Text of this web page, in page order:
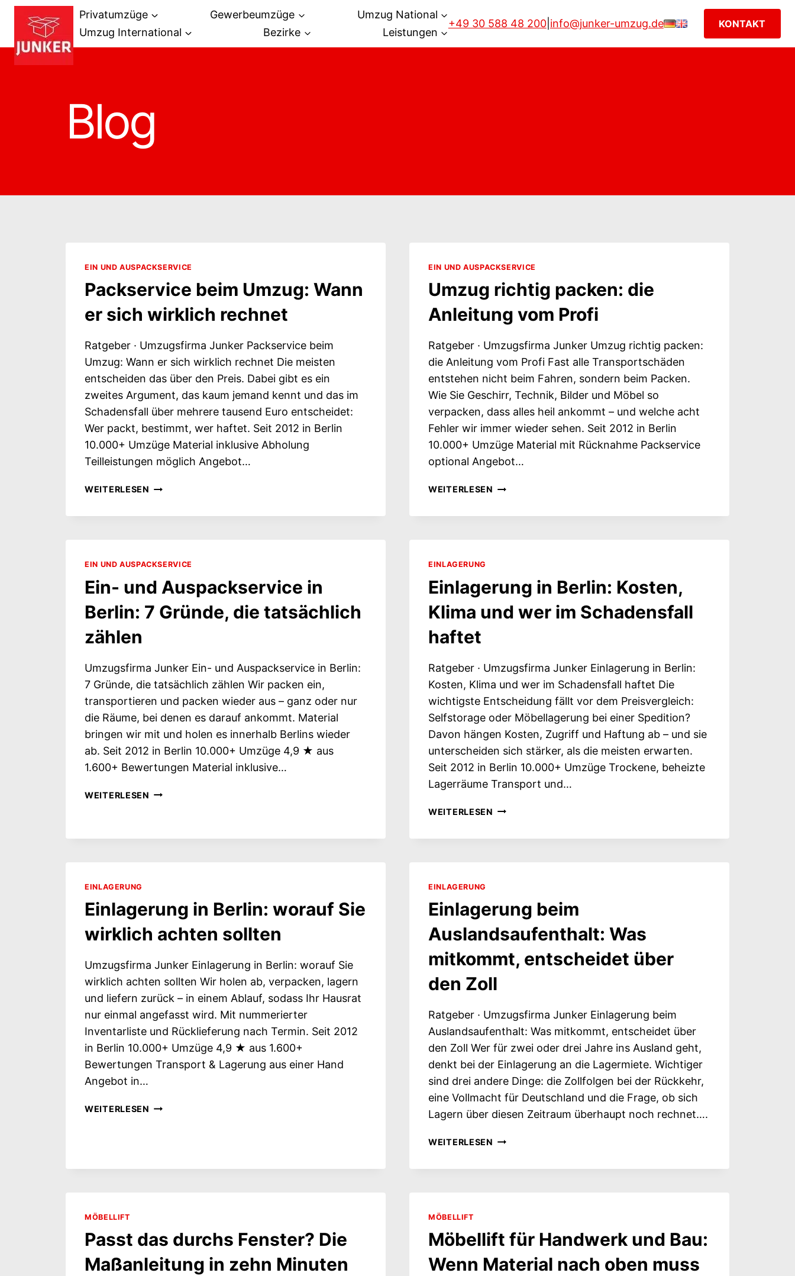
Zum
Inhalt
springen
Privatumzüge Gewerbeumzüge
Umzug National
Umzug International
Bezirke Leistungen
+49 30 588 48 200| info@junker-umzug.de KONTAKT
Blog
EIN UND AUSPACKSERVICE
Packservice beim Umzug: Wann
er sich wirklich rechnet
Ratgeber · Umzugsfirma Junker Packservice beim
Umzug: Wann er sich wirklich rechnet Die meisten
entscheiden das über den Preis. Dabei gibt es ein
zweites Argument, das kaum jemand kennt und das im
Schadensfall über mehrere tausend Euro entscheidet:
Wer packt, bestimmt, wer haftet. Seit 2012 in Berlin
10.000+ Umzüge Material inklusive Abholung
Teilleistungen möglich Angebot…
WEITERLESEN PACKSERVICE
UMZUG:
WIRKLICH
RECHNET
EIN UND AUSPACKSERVICE
Umzug richtig packen: die
Anleitung vom Profi
Ratgeber · Umzugsfirma Junker Umzug richtig packen:
die Anleitung vom Profi Fast alle Transportschäden
entstehen nicht beim Fahren, sondern beim Packen.
Wie Sie Geschirr, Technik, Bilder und Möbel so
verpacken, dass alles heil ankommt – und welche acht
Fehler wir immer wieder sehen. Seit 2012 in Berlin
10.000+ Umzüge Material mit Rücknahme Packservice
optional Angebot…
WEITERLESEN UMZUG
PACKEN:
EIN UND AUSPACKSERVICE
Ein- und Auspackservice in
Berlin: 7 Gründe, die tatsächlich
zählen
Umzugsfirma Junker Ein- und Auspackservice in Berlin:
7 Gründe, die tatsächlich zählen Wir packen ein,
transportieren und packen wieder aus – ganz oder nur
die Räume, bei denen es darauf ankommt. Material
bringen wir mit und holen es innerhalb Berlins wieder
ab. Seit 2012 in Berlin 10.000+ Umzüge 4,9 ★ aus
1.600+ Bewertungen Material inklusive…
WEITERLESEN EIN-
TATSÄCHLICH
ZÄHLEN
EINLAGERUNG
Einlagerung in Berlin: Kosten,
Klima und wer im Schadensfall
haftet
Ratgeber · Umzugsfirma Junker Einlagerung in Berlin:
Kosten, Klima und wer im Schadensfall haftet Die
wichtigste Entscheidung fällt vor dem Preisvergleich:
Selfstorage oder Möbellagerung bei einer Spedition?
Davon hängen Kosten, Zugriff und Haftung ab – und sie
unterscheiden sich stärker, als die meisten erwarten.
Seit 2012 in Berlin 10.000+ Umzüge Trockene, beheizte
Lagerräume Transport und…
WEITERLESEN EINLAGERUNG
BERLIN:
IM
SCHADENSFALL
HAFTET
EINLAGERUNG
Einlagerung in Berlin: worauf Sie
wirklich achten sollten
Umzugsfirma Junker Einlagerung in Berlin: worauf Sie
wirklich achten sollten Wir holen ab, verpacken, lagern
und liefern zurück – in einem Ablauf, sodass Ihr Hausrat
nur einmal angefasst wird. Mit nummerierter
Inventarliste und Rücklieferung nach Termin. Seit 2012
in Berlin 10.000+ Umzüge 4,9 ★ aus 1.600+
Bewertungen Transport & Lagerung aus einer Hand
Angebot in…
WEITERLESEN EINLAGERUNG
EINLAGERUNG
Einlagerung beim
Auslandsaufenthalt: Was
mitkommt, entscheidet über
den Zoll
Ratgeber · Umzugsfirma Junker Einlagerung beim
Auslandsaufenthalt: Was mitkommt, entscheidet über
den Zoll Wer für zwei oder drei Jahre ins Ausland geht,
denkt bei der Einlagerung an die Lagermiete. Wichtiger
sind drei andere Dinge: die Zollfolgen bei der Rückkehr,
eine Vollmacht für Deutschland und die Frage, ob sich
Lagern über diesen Zeitraum überhaupt noch rechnet….
WEITERLESEN EINLAGERUNG
AUSLANDSAUFENTHALT:
DEN
ZOLL
MÖBELLIFT
Passt das durchs Fenster? Die
Maßanleitung in zehn Minuten
MÖBELLIFT
Möbellift für Handwerk und Bau:
Wenn Material nach oben muss